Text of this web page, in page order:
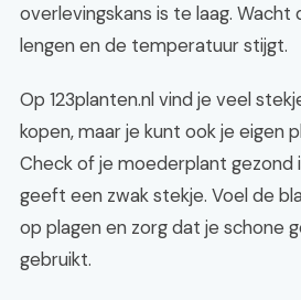
overlevingskans is te laag.
lengen en de temperatuur stijgt.
Op 123planten.nl vind je veel
kopen, maar je kunt ook je eigen
Check of je moederplant gezond
geeft een zwak stekje. Voel de
op plagen en zorg dat je schone
gebruikt.